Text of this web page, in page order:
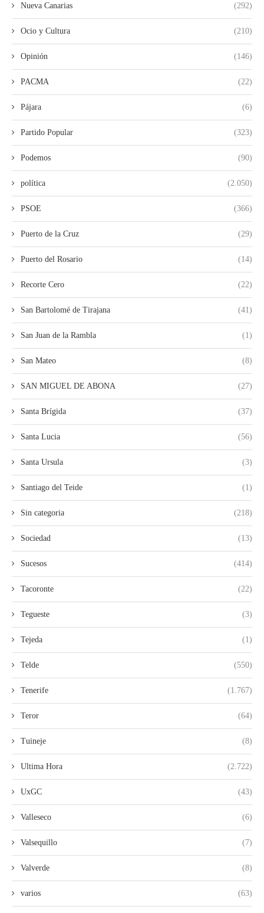
Nueva Canarias (292)
Ocio y Cultura (210)
Opinión (146)
PACMA (22)
Pájara (6)
Partido Popular (323)
Podemos (90)
política (2.050)
PSOE (366)
Puerto de la Cruz (29)
Puerto del Rosario (14)
Recorte Cero (22)
San Bartolomé de Tirajana (41)
San Juan de la Rambla (1)
San Mateo (8)
SAN MIGUEL DE ABONA (27)
Santa Brígida (37)
Santa Lucia (56)
Santa Ursula (3)
Santiago del Teide (1)
Sin categoria (218)
Sociedad (13)
Sucesos (414)
Tacoronte (22)
Tegueste (3)
Tejeda (1)
Telde (550)
Tenerife (1.767)
Teror (64)
Tuineje (8)
Ultima Hora (2.722)
UxGC (43)
Valleseco (6)
Valsequillo (7)
Valverde (8)
varios (63)